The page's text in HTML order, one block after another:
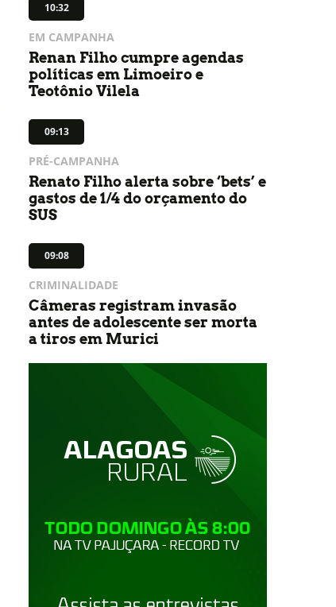
10:32
EM CAMPANHA
Renan Filho cumpre agendas
políticas em Limoeiro e
Teotônio Vilela
09:13
PRÉ-CAMPANHA
Renato Filho alerta sobre ‘bets’ e
gastos de 1/4 do orçamento do
SUS
09:08
CRIMINALIDADE
Câmeras registram invasão
antes de adolescente ser morta
a tiros em Murici